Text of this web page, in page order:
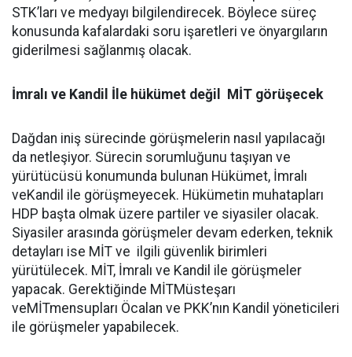
STK’ları ve medyayı bilgilendirecek. Böylece süreç
konusunda kafalardaki soru işaretleri ve önyargıların
giderilmesi sağlanmış olacak.
İmralı ve Kandil İle hükümet değil MİT görüşecek
Dağdan iniş sürecinde görüşmelerin nasıl yapılacağı
da netleşiyor. Sürecin sorumluğunu taşıyan ve
yürütücüsü konumunda bulunan Hükümet, İmralı
veKandil ile görüşmeyecek. Hükümetin muhatapları
HDP başta olmak üzere partiler ve siyasiler olacak.
Siyasiler arasında görüşmeler devam ederken, teknik
detayları ise MİT ve ilgili güvenlik birimleri
yürütülecek. MİT, İmralı ve Kandil ile görüşmeler
yapacak. Gerektiğinde MİTMüsteşarı
veMİTmensupları Öcalan ve PKK’nın Kandil yöneticileri
ile görüşmeler yapabilecek.